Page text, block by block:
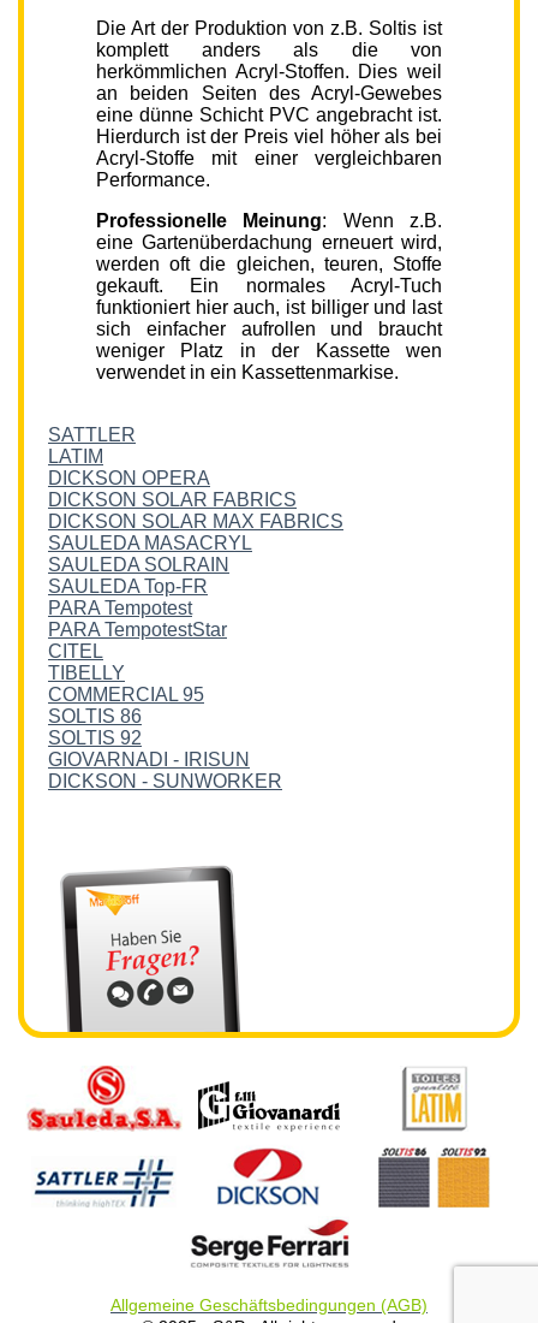
Die Art der Produktion von z.B. Soltis ist
komplett anders als die von
herkömmlichen Acryl-Stoffen. Dies weil
an beiden Seiten des Acryl-Gewebes
eine dünne Schicht PVC angebracht ist.
Hierdurch ist der Preis viel höher als bei
Acryl-Stoffe mit einer vergleichbaren
Performance.
Professionelle Meinung: Wenn z.B.
eine Gartenüberdachung erneuert wird,
werden oft die gleichen, teuren, Stoffe
gekauft. Ein normales Acryl-Tuch
funktioniert hier auch, ist billiger und last
sich einfacher aufrollen und braucht
weniger Platz in der Kassette wen
verwendet in ein Kassettenmarkise.
SATTLER
LATIM
DICKSON OPERA
DICKSON SOLAR FABRICS
DICKSON SOLAR MAX FABRICS
SAULEDA MASACRYL
SAULEDA SOLRAIN
SAULEDA Top-FR
PARA Tempotest
PARA TempotestStar
CITEL
TIBELLY
COMMERCIAL 95
SOLTIS 86
SOLTIS 92
GIOVARNADI - IRISUN
DICKSON - SUNWORKER
Allgemeine Geschäftsbedingungen (AGB)